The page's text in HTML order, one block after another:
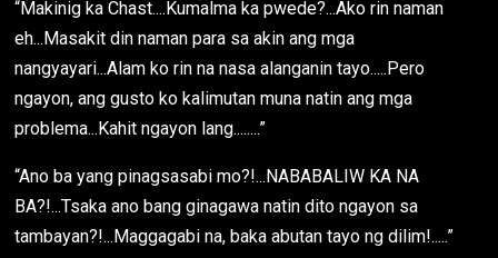
“Makinig ka Chast....Kumalma ka pwede?...Ako rin naman
eh...Masakit din naman para sa akin ang mga
nangyayari...Alam ko rin na nasa alanganin tayo.....Pero
ngayon, ang gusto ko kalimutan muna natin ang mga
problema...Kahit ngayon lang........”
“Ano ba yang pinagsasabi mo?!...NABABALIW KA NA
BA?!...Tsaka ano bang ginagawa natin dito ngayon sa
tambayan?!...Maggagabi na, baka abutan tayo ng dilim!.....”